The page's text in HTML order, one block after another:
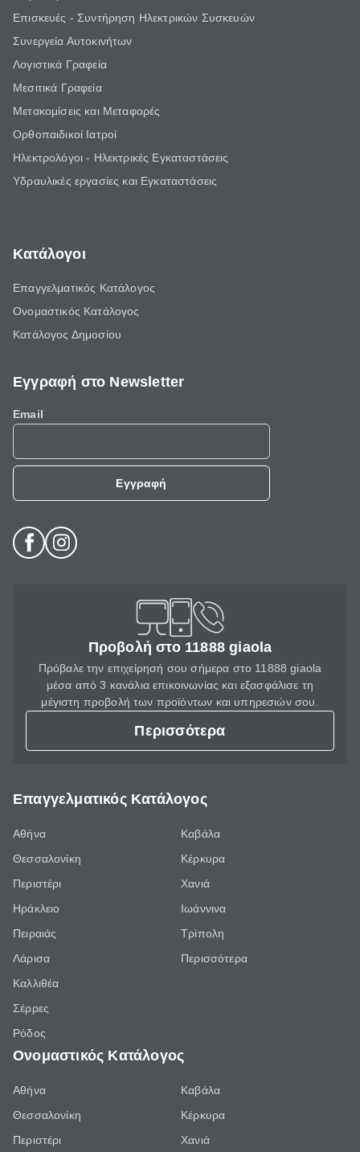
Επισκευές - Συντήρηση Ηλεκτρικών Συσκευών
Συνεργεία Αυτοκινήτων
Λογιστικά Γραφεία
Μεσιτικά Γραφεία
Μετακομίσεις και Μεταφορές
Ορθοπαιδικοί Ιατροί
Ηλεκτρολόγοι - Ηλεκτρικές Εγκαταστάσεις
Υδραυλικές εργασίες και Εγκαταστάσεις
Κατάλογοι
Επαγγελματικός Κατάλογος
Ονομαστικός Κατάλογος
Κατάλογος Δημοσίου
Εγγραφή στο Newsletter
Email
Εγγραφή
Προβολή στο 11888 giaola
Πρόβαλε την επιχείρησή σου σήμερα στο 11888 giaola
μέσα από 3 κανάλια επικοινωνίας και εξασφάλισε τη
μέγιστη προβολή των προϊόντων και υπηρεσιών σου.
Περισσότερα
Επαγγελματικός Κατάλογος
Αθήνα
Θεσσαλονίκη
Περιστέρι
Ηράκλειο
Πειραιάς
Λάρισα
Καλλιθέα
Σέρρες
Ρόδος
Καβάλα
Κέρκυρα
Χανιά
Ιωάννινα
Τρίπολη
Περισσότερα
Ονομαστικός Κατάλογος
Αθήνα
Θεσσαλονίκη
Περιστέρι
Καβάλα
Κέρκυρα
Χανιά